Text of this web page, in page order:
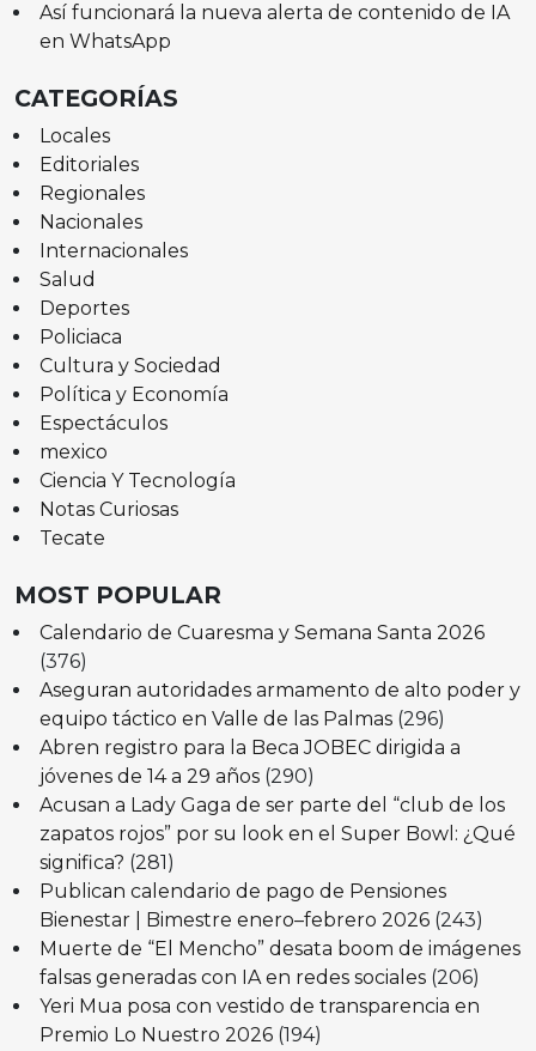
Así funcionará la nueva alerta de contenido de IA
en WhatsApp
CATEGORÍAS
Locales
Editoriales
Regionales
Nacionales
Internacionales
Salud
Deportes
Policiaca
Cultura y Sociedad
Política y Economía
Espectáculos
mexico
Ciencia Y Tecnología
Notas Curiosas
Tecate
MOST POPULAR
Calendario de Cuaresma y Semana Santa 2026
(376)
Aseguran autoridades armamento de alto poder y
equipo táctico en Valle de las Palmas (296)
Abren registro para la Beca JOBEC dirigida a
jóvenes de 14 a 29 años (290)
Acusan a Lady Gaga de ser parte del “club de los
zapatos rojos” por su look en el Super Bowl: ¿Qué
significa? (281)
Publican calendario de pago de Pensiones
Bienestar | Bimestre enero–febrero 2026 (243)
Muerte de “El Mencho” desata boom de imágenes
falsas generadas con IA en redes sociales (206)
Yeri Mua posa con vestido de transparencia en
Premio Lo Nuestro 2026 (194)